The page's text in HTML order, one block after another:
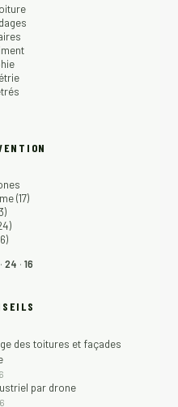
(17)
·24 ·16
des toitures et façades
par drone